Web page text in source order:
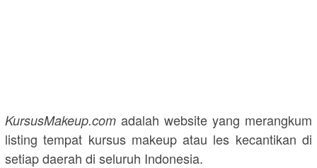
KursusMakeup.com adalah website yang merangkum
listing tempat kursus makeup atau les kecantikan di
setiap daerah di seluruh Indonesia.